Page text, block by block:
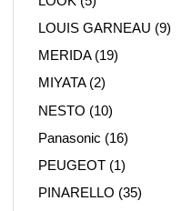
LOUIS GARNEAU (9)
MERIDA(19)
MIYATA(2)
NESTO (10)
Panasonic (16)
PEUGEOT (1)
PINARELLO (35)